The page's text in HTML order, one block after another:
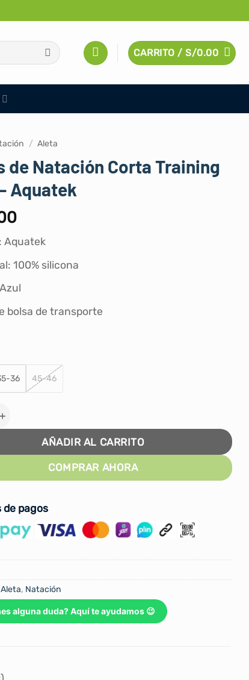
CARRITO /S/0.00
/ Aleta
de Natación Corta Training
Aquatek
Aquatek
100% silicona
bolsa de transporte
36 45-46
Natación Corta Training Navy - Aquatek cantidad
AÑADIR AL CARRITO
COMPRAR AHORA
de pagos
Aleta, Natación
alguna duda? Aquí te ayudamos 😉